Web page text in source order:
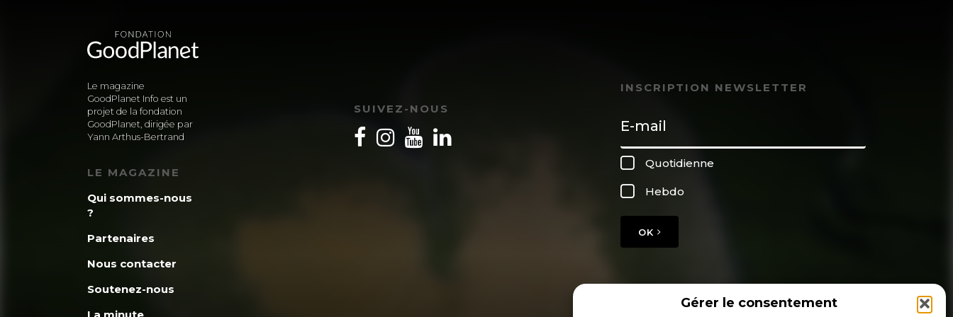
Gérer le consentement
Le magazine
GoodPlanet Info est un
projet de la fondation
GoodPlanet, dirigée par
Yann Arthus-Bertrand
LE MAGAZINE
Qui sommes-nous
?
Partenaires
Nous contacter
Soutenez-nous
SUIVEZ-NOUS
INSCRIPTION NEWSLETTER
Quotidienne
Hebdo
OK